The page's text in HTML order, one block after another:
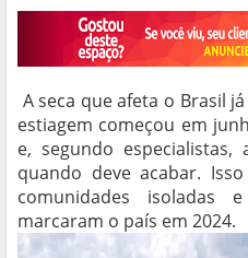
A seca que afeta o Brasil
estiagem começou em
e, segundo
quando deve acabar.
comunidades isoladas
marcaram o país em 2024.